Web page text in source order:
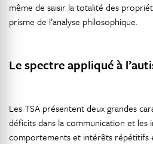
même de saisir la totalité des
prisme de l’analyse philosophique.
Le spectre appliqué à
Les TSA présentent deux grandes
déficits dans la communication et les
comportements et intérêts répétitifs